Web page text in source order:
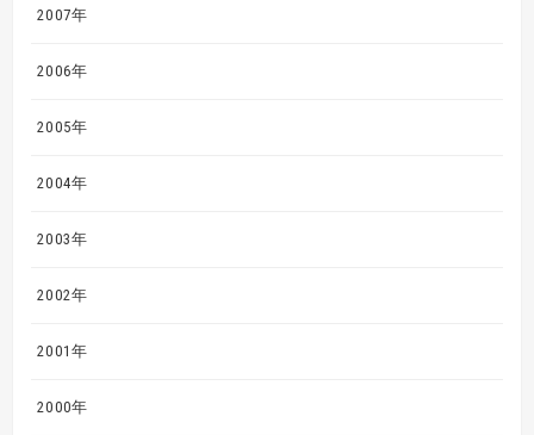
2007年
2006年
2005年
2004年
2003年
2002年
2001年
2000年